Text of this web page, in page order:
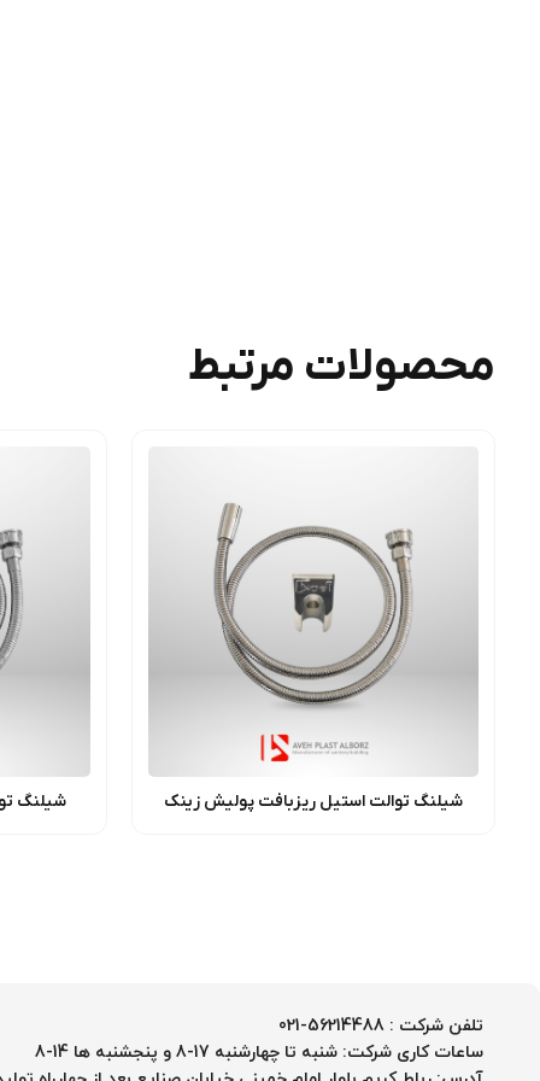
محصولات مرتبط
شیلنگ توالت استیل ریزبافت پولیش زینک شیلنگ
تلفن شرکت : 56214488-021
ساعات کاری شرکت: شنبه تا چهارشنبه 17-8 و پنجشنبه ها 14-8